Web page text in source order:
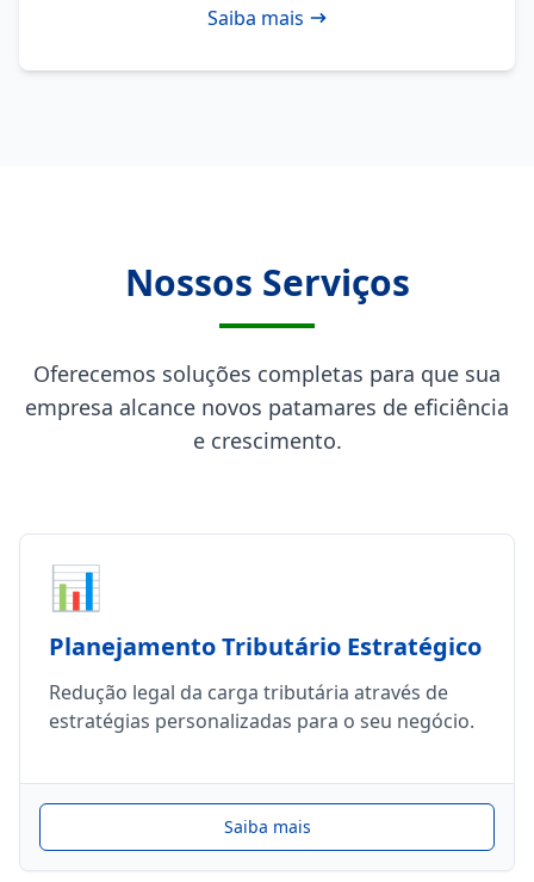
Saiba mais
Nossos Serviços
Oferecemos soluções completas para que sua
empresa alcance novos patamares de eficiência
e crescimento.
📊
Planejamento Tributário Estratégico
Redução legal da carga tributária através de
estratégias personalizadas para o seu negócio.
Saiba mais